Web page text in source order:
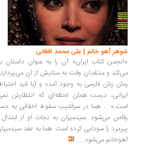
شوهر آهو خانم | علی محمد افغانی
می‌کند و منتقدان وقت به ستایش از آن
رمان زبان فارسی به وجود آمده و (با قید
ایرانی، درست همان لحظه‌ای که انتظارش
است.» ... هما در سراشیب سقوط اخلاقی به
رقاص می‌شود. سیدمیران به نجات او از
پیرمرد را سودایی کرده است. هما به عقد
آهوخانم می‌شود. ...